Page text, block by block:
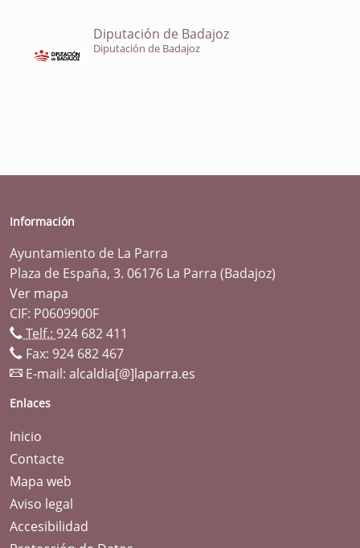
Diputación de Badajoz
Diputación de Badajoz
Información
Ayuntamiento de La Parra
Plaza de España, 3. 06176 La Parra (Badajoz)
Ver mapa
CIF: P0609900F
Telf.: 924 682 411
Fax: 924 682 467
E-mail: alcaldia[@]laparra.es
Enlaces
Inicio
Contacte
Mapa web
Aviso legal
Accesibilidad